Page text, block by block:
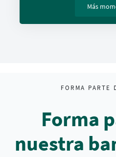
Más
FORMA PARTE
Forma
nuestra